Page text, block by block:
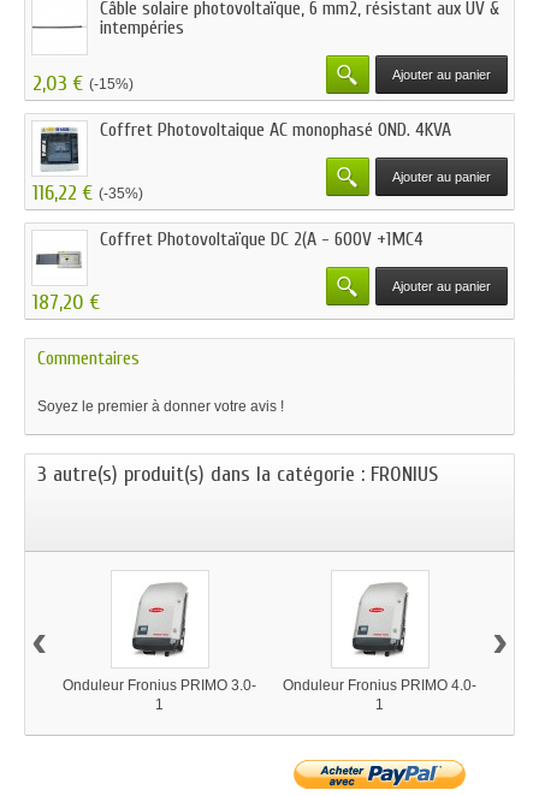
Câble solaire photovoltaïque, 6 mm2, résistant aux UV &
intempéries
2,03 € (-15%)
Ajouter au panier
Coffret Photovoltaique AC monophasé OND. 4KVA
116,22 € (-35%)
Ajouter au panier
Coffret Photovoltaïque DC 2(A - 600V +1MC4
187,20 €
Ajouter au panier
Commentaires
Soyez le premier à donner votre avis !
3 autre(s) produit(s) dans la catégorie : FRONIUS
Onduleur Fronius PRIMO 3.0-
1
Onduleur Fronius PRIMO 4.0-
1
‹ ›